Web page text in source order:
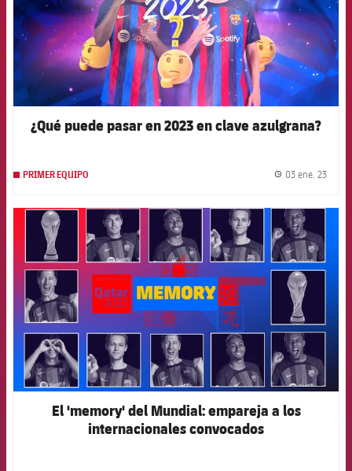
¿Qué puede pasar en 2023 en clave azulgrana?
PRIMER EQUIPO 03 ene. 23
FCB Barcelona badge
El 'memory' del Mundial: empareja a los
internacionales convocados